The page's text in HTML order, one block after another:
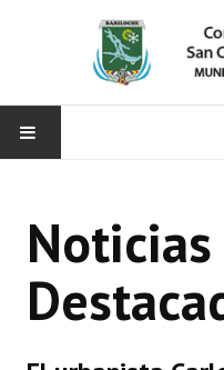
CONCEJO
Bloques Políticos
Noticias